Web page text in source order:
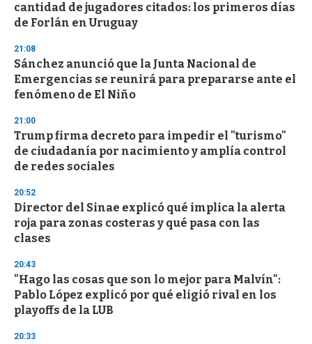
c
o
d
s
cantidad de jugadores citados: los primeros días
de Forlán en Uruguay
21:08
Sánchez anunció que la Junta Nacional de
Emergencias se reunirá para prepararse ante el
fenómeno de El Niño
21:00
Trump firma decreto para impedir el "turismo"
de ciudadanía por nacimiento y amplía control
de redes sociales
20:52
Director del Sinae explicó qué implica la alerta
roja para zonas costeras y qué pasa con las
clases
20:43
"Hago las cosas que son lo mejor para Malvín":
Pablo López explicó por qué eligió rival en los
playoffs de la LUB
20:33